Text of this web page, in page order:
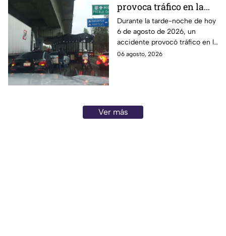
provoca tráfico en la
autopista México-
Puebla HOY
Durante la tarde-noche de hoy
6 de agosto de 2026, un
accidente provocó tráfico en la
autopista México-Puebla. Aquí
06 agosto, 2026
Ver más